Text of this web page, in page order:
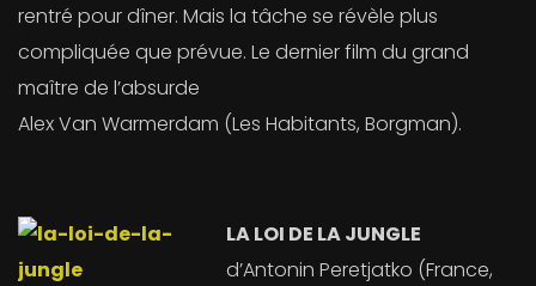
rentré pour dîner. Mais la tâche se révèle plus
compliquée que prévue. Le dernier film du grand
maître de l’absurde
Alex Van Warmerdam (Les Habitants, Borgman).
LA LOI DE LA JUNGLE
d’Antonin Peretjatko (France,